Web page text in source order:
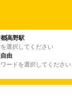
高野駅
選択してください
由
ードを選択してください